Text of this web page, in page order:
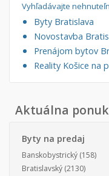
Vyhľadávajte
Byty Bratislava
Novostavba
Prenájom bytov
Reality Košice na
Aktuálna
Byty na predaj
Banskobystrický (158)
Bratislavský (2130)